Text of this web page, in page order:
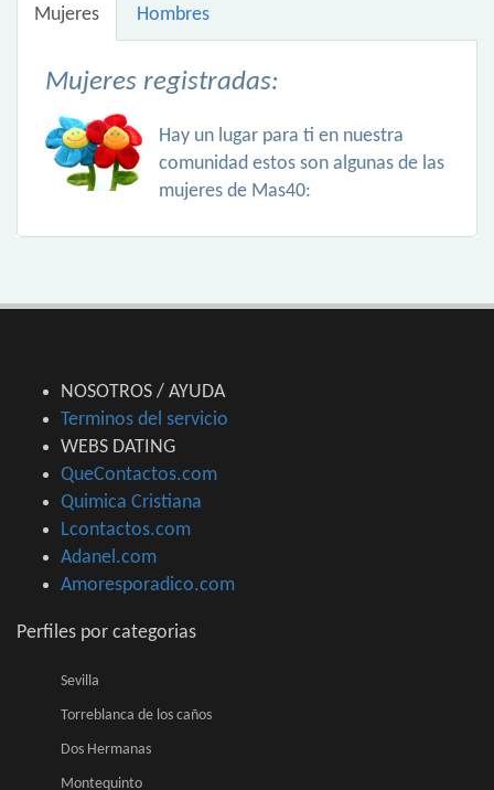
Mujeres Hombres
Mujeres registradas:
Hay un lugar para ti en nuestra
comunidad estos son algunas de las
mujeres de Mas40:
NOSOTROS / AYUDA
Terminos del servicio
WEBS DATING
QueContactos.com
Quimica Cristiana
Lcontactos.com
Adanel.com
Amoresporadico.com
Perfiles por categorias
Sevilla
Torreblanca de los caños
Dos Hermanas
Montequinto